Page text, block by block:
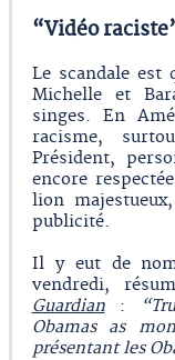
“Vidéo
Le scandale
Michelle et
singes. En
racisme,
Président,
encore
lion
publicité.
Il y eut de
vendredi,
Guardian:
Obamas as
présentant les